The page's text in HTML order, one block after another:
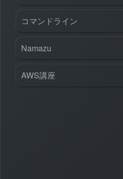
コマンドライン
Namazu
AWS講座